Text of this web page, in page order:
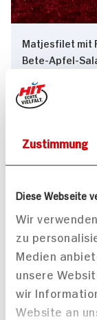
Zustimmung
Diese Webseite
Wir
zu
Medien
unsere
wir
Website an
Matjesfilet mit
Bete-Apfel-
50 min
629 kcal p.
Rote Bete-
mit Meerrettich
80 min